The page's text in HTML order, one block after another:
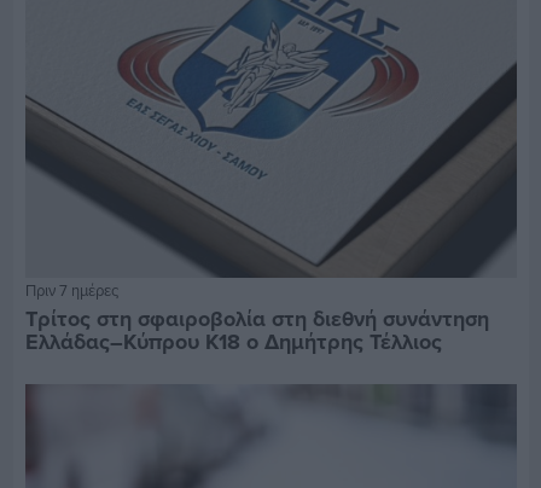
Πριν 7 ημέρες
Τρίτος στη σφαιροβολία στη διεθνή συνάντηση
Ελλάδας–Κύπρου Κ18 ο Δημήτρης Τέλλιος